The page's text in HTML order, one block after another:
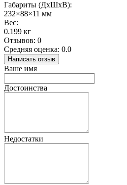
Габариты (ДхШхВ):
232×88×11 мм
Вес:
0.199 кг
Отзывов: 0
Средняя оценка: 0.0
Написать отзыв
Ваше имя
Достоинства
Недостатки